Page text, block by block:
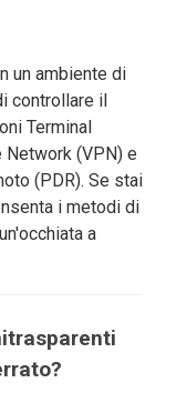
un ambiente di
controllare il
Terminal
(VPN) e
(PDR). Se stai
i metodi di
a